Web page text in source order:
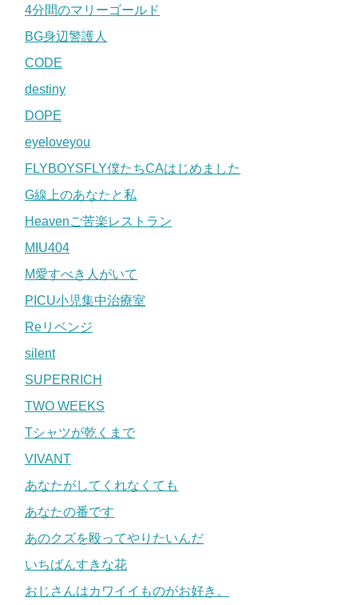
4分間のマリーゴールド
BG身辺警護人
CODE
destiny
DOPE
eyeloveyou
FLYBOYSFLY僕たちCAはじめました
G線上のあなたと私
Heavenご苦楽レストラン
MIU404
M愛すべき人がいて
PICU小児集中治療室
Reリベンジ
silent
SUPERRICH
TWO WEEKS
Tシャツが乾くまで
VIVANT
あなたがしてくれなくても
あなたの番です
あのクズを殴ってやりたいんだ
いちばんすきな花
おじさんはカワイイものがお好き。